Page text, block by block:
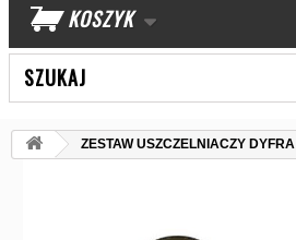
KOSZYK
ZESTAW USZCZELNIACZY